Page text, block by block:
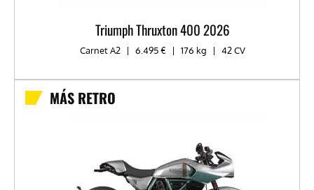
Triumph Thruxton 400 2026
Carnet A2 | 6.495 € | 176 kg | 42 CV
MÁS RETRO